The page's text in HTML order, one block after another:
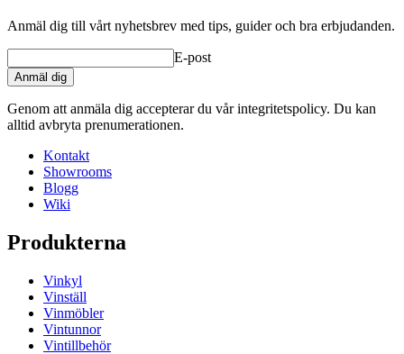
Vikt (kg)1.8
Anmäl dig till vårt nyhetsbrev med tips, guider och bra erbjudanden.
E-post
Anmäl dig
Genom att anmäla dig accepterar du vår integritetspolicy. Du kan
alltid avbryta prenumerationen.
Kontakt
Showrooms
Blogg
Wiki
Produkterna
Vinkyl
Vinställ
Vinmöbler
Vintunnor
Vintillbehör